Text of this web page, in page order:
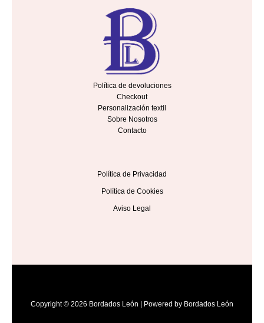
Política de devoluciones
Checkout
Personalización textil
Sobre Nosotros
Contacto
Política de Privacidad
Política de Cookies
Aviso Legal
Copyright © 2026 Bordados León | Powered by Bordados León